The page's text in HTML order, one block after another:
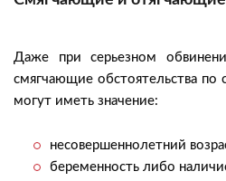
Даже при серьезном
смягчающие обстоятельства
могут иметь значение:
несовершеннолетний
беременность либо